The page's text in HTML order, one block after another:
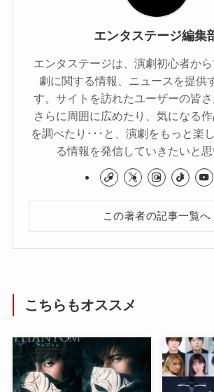
エンタステージ編集
エンタステージは、演劇初心者か
劇に関する情報、ニュースを提供
す。サイトを訪れたユーザーの皆
さらに周囲に広めたり、気になる
を調べたり･･･と、演劇をもっと楽
る情報を発信していきたいと思
この著者の記事一覧へ
こちらもオススメ